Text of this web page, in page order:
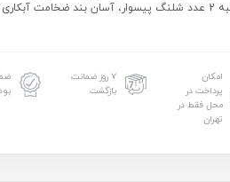
امکان
پرداخت در
محل فقط در
تهران
۷ روز ضمانت
بازگشت